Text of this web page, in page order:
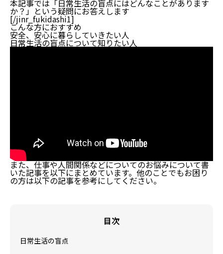
本記事では「日常生活の盲点にはどんなことがあります
か？」という疑問にお答えします
[/jinr_fukidashi1]
こんな方におすすめ
安全、安心に暮らしていきたい人
日常生活の盲点について知りたい人
また、仕事や人間関係などについてのお悩みについて書
いた記事を以下にまとめています。他のことでもお困り
の方は以下の記事を参考にしてください。
目次
日常生活の盲点